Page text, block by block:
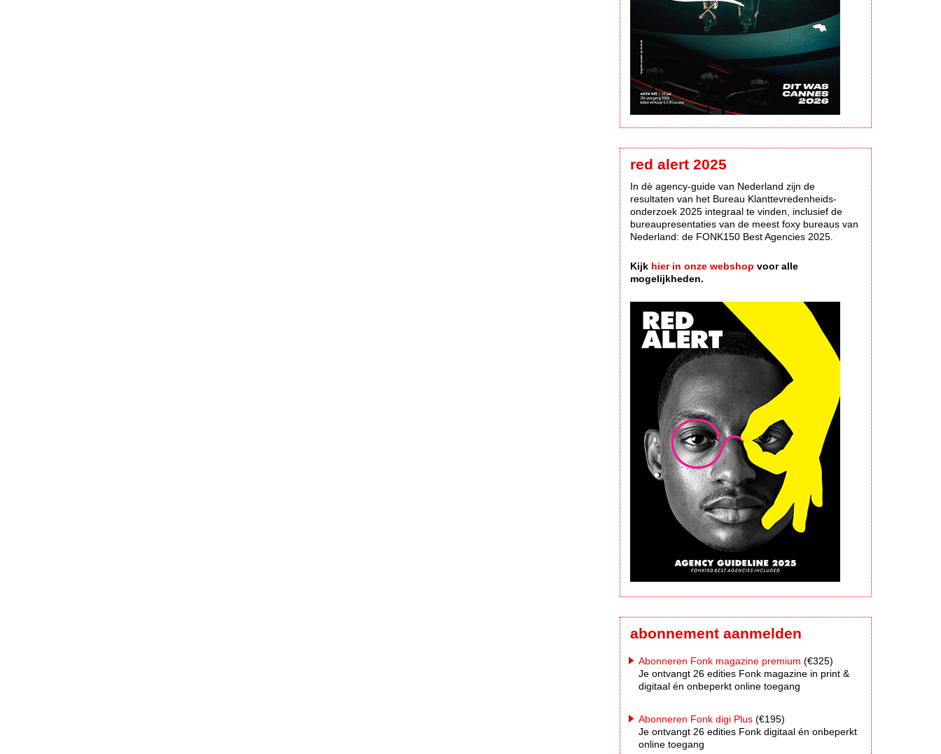
red alert 2025
In dè agency-guide van Nederland zijn de
resultaten van het Bureau Klanttevredenheids-
onderzoek 2025 integraal te vinden, inclusief de
bureaupresentaties van de meest foxy bureaus van
Nederland: de FONK150 Best Agencies 2025.
Kijk hier in onze webshop voor alle
mogelijkheden.
abonnement aanmelden
Abonneren Fonk magazine premium (€325)
Je ontvangt 26 edities Fonk magazine in print &
digitaal én onbeperkt online toegang
Abonneren Fonk digi Plus (€195)
Je ontvangt 26 edities Fonk digitaal én onbeperkt
online toegang